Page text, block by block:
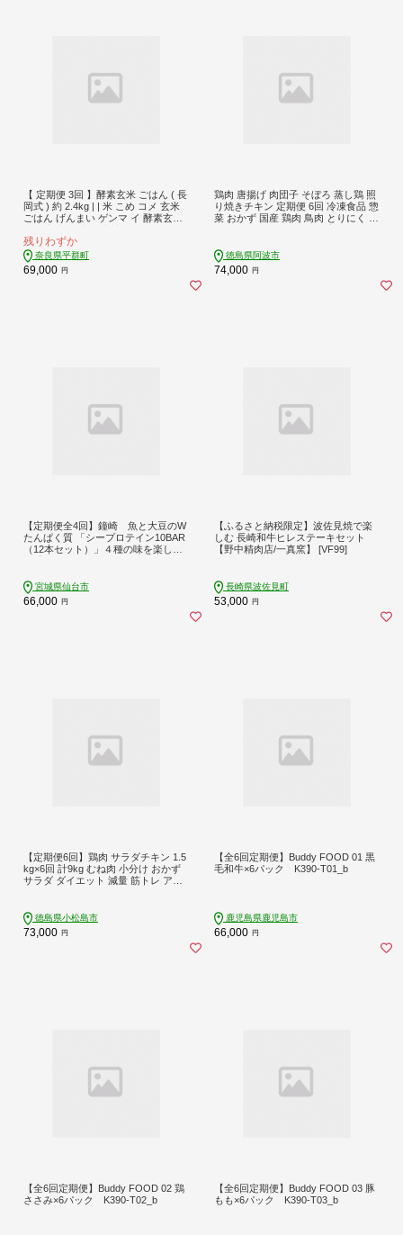
【 定期便 3回 】酵素玄米 ごはん ( 長
岡式 ) 約 2.4kg | | 米 こめ コメ 玄米
ごはん げんまい ゲンマ イ 酵素玄米
ヘルシー 米 エミニニ オーガニック
ファーム 無農薬 無肥料 小豆 塩 消化
がいい アンチエイジング 便秘解消
モチモチ感 オーガニックカフェ イマ
残りわずか
奈良県平群町
69,000 円
鶏肉 唐揚げ 肉団子 そぼろ 蒸し鶏 照
り焼きチキン 定期便 6回 冷凍食品 惣
菜 おかず 国産 鶏肉 鳥肉 とりにく 鶏
ジム スポーツ お取り寄せ グルメ 送
料無料 徳島県 阿波市 有限会社阿波
食品
徳島県阿波市
74,000 円
【定期便全4回】鐘崎 魚と大豆のW
たんぱく質 「シープロテイン10BAR
（12本セット）」４種の味を楽しめ
子 おやつ ひな祭り こどもの日 母の
日 父の日 お中元 敬老の日 お歳暮 七
五三 】
宮城県仙台市
66,000 円
【ふるさと納税限定】波佐見焼で楽
しむ 長崎和牛ヒレステーキセット
【野中精肉店/一真窯】 [VF99]
長崎県波佐見町
53,000 円
【定期便6回】鶏肉 サラダチキン 1.5
kg×6回 計9kg むね肉 小分け おかず
サラダ ダイエット 減量 筋トレ アス
限 美容 健康 鳥 鶏 とり 肉 鳥肉 とり
にく プレーン おすすめ グルメ 冷凍
徳島県
徳島県小松島市
73,000 円
【全6回定期便】Buddy FOOD 01 黒
毛和牛×6パック K390-T01_b
鹿児島県鹿児島市
66,000 円
【全6回定期便】Buddy FOOD 02 鶏
ささみ×6パック K390-T02_b
【全6回定期便】Buddy FOOD 03 豚
もも×6パック K390-T03_b